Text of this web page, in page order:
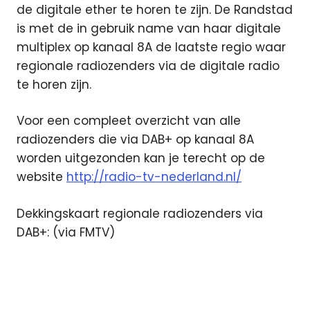
de digitale ether te horen te zijn. De Randstad
is met de in gebruik name van haar digitale
multiplex op kanaal 8A de laatste regio waar
regionale radiozenders via de digitale radio
te horen zijn.
Voor een compleet overzicht van alle
radiozenders die via DAB+ op kanaal 8A
worden uitgezonden kan je terecht op de
website http://radio-tv-nederland.nl/
Dekkingskaart regionale radiozenders via
DAB+: (via FMTV)